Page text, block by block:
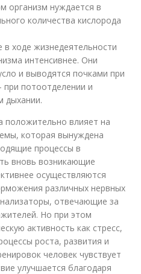
организм нуждается в
количества кислорода
ходе жизнедеятельности
интенсивнее. Они
и выводятся почками при
при потоотделении и
дыхании.
положительно влияет на
которая вынуждена
процессы в
вновь возникающие
осуществляются
различных нервных
отвечающие за
Но при этом
активность как стресс,
роста, развития и
человек чувствует
улучшается благодаря